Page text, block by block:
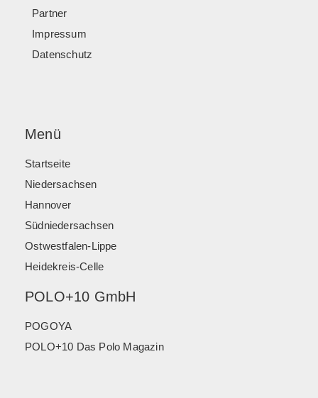
Partner
Impressum
Datenschutz
Menü
Startseite
Niedersachsen
Hannover
Südniedersachsen
Ostwestfalen-Lippe
Heidekreis-Celle
POLO+10 GmbH
POGOYA
POLO+10 Das Polo Magazin